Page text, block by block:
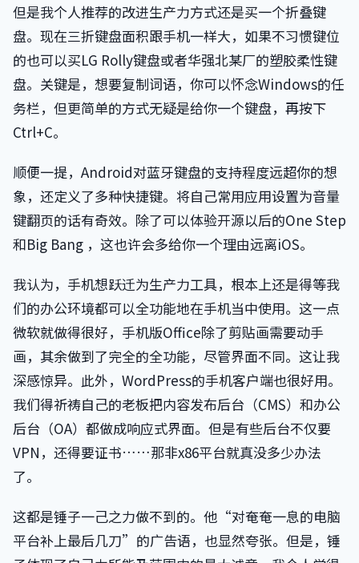
但是我个人推荐的改进生产力方式还是买一个折叠键
盘。现在三折键盘面积跟手机一样大，如果不习惯键位
的也可以买LG Rolly键盘或者华强北某厂的塑胶柔性键
盘。关键是，想要复制词语，你可以怀念Windows的任
务栏，但更简单的方式无疑是给你一个键盘，再按下
Ctrl+C。
顺便一提，Android对蓝牙键盘的支持程度远超你的想
象，还定义了多种快捷键。将自己常用应用设置为音量
键翻页的话有奇效。除了可以体验开源以后的One Step
和Big Bang ，这也许会多给你一个理由远离iOS。
我认为，手机想跃迁为生产力工具，根本上还是得等我
们的办公环境都可以全功能地在手机当中使用。这一点
微软就做得很好，手机版Office除了剪贴画需要动手
画，其余做到了完全的全功能，尽管界面不同。这让我
深感惊异。此外，WordPress的手机客户端也很好用。
我们得祈祷自己的老板把内容发布后台（CMS）和办公
后台（OA）都做成响应式界面。但是有些后台不仅要
VPN，还得要证书……那非x86平台就真没多少办法
了。
这都是锤子一己之力做不到的。他“对奄奄一息的电脑
平台补上最后几刀”的广告语，也显然夸张。但是，锤